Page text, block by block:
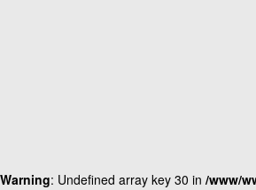
Warning: Undefined array key 30 in /www/